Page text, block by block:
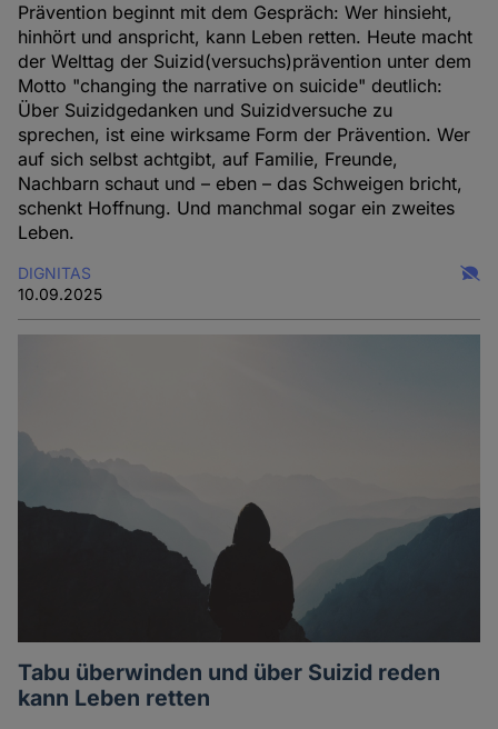
Prävention beginnt mit dem Gespräch: Wer hinsieht,
hinhört und anspricht, kann Leben retten. Heute macht
der Welttag der Suizid(versuchs)prävention unter dem
Motto "changing the narrative on suicide" deutlich:
Über Suizidgedanken und Suizidversuche zu
sprechen, ist eine wirksame Form der Prävention. Wer
auf sich selbst achtgibt, auf Familie, Freunde,
Nachbarn schaut und – eben – das Schweigen bricht,
schenkt Hoffnung. Und manchmal sogar ein zweites
Leben.
DIGNITAS
10.09.2025
Tabu überwinden und über Suizid reden
kann Leben retten